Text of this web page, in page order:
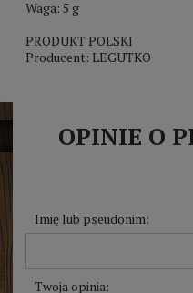
Waga: 5 g
PRODUKT POLSKI
Producent: LEGUTKO
OPINIE O
Imię lub pseudonim:
Twoja opinia: